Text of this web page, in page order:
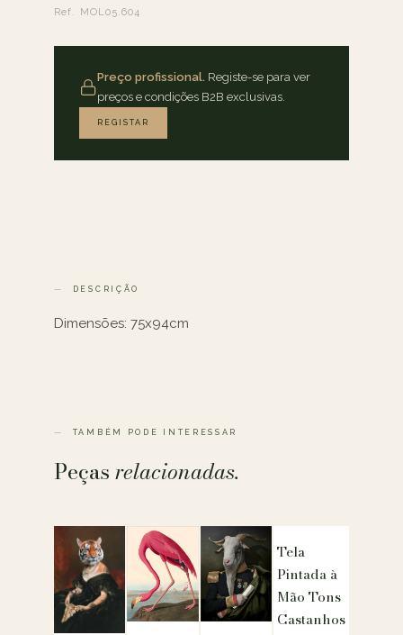
Ref. MOL05.604
Preço profissional. Registe-se para ver
preços e condições B2B exclusivas.
REGISTAR
DESCRIÇÃO
Dimensões: 75x94cm
TAMBÉM PODE INTERESSAR
Peçasrelacionadas.
Tela
Pintada à
Mão Tons
Castanhos